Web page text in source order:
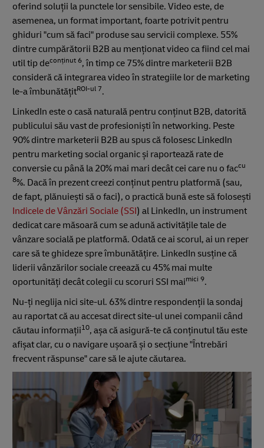
oferind soluții la punctele lor sensibile. Video este, de
asemenea, un format important, foarte potrivit pentru
ghiduri "cum să faci" produse sau servicii complexe. 55%
dintre cumpărătorii B2B au menționat video ca fiind cel mai
util tip deconținut 6, în timp ce 75% dintre marketerii B2B
consideră că integrarea video în strategiile lor de marketing
le-a îmbunătățitROI-ul 7.
LinkedIn este o casă naturală pentru conținut B2B, datorită
publicului său vast de profesioniști în networking. Peste
90% dintre marketerii B2B au spus că folosesc LinkedIn
pentru marketing social organic și raportează rate de
conversie cu până la 20% mai mari decât cei care nu o faccu
8%. Dacă în prezent creezi conținut pentru platformă (sau,
de fapt, plănuiești să o faci), o practică bună este să folosești
Indicele de Vânzări Sociale (SSI) al LinkedIn, un instrument
dedicat care măsoară cum se adună activitățile tale de
vânzare socială pe platformă. Odată ce ai scorul, ai un reper
care să te ghideze spre îmbunătățire. LinkedIn susține că
liderii vânzărilor sociale creează cu 45% mai multe
oportunități decât colegii cu scoruri SSI maimici 9.
Nu-ți neglija nici site-ul. 63% dintre respondenții la sondaj
au raportat că au accesat direct site-ul unei companii când
căutau informații10, așa că asigură-te că conținutul tău este
afișat clar, cu o navigare ușoară și o secțiune "Întrebări
frecvent răspunse" care să le ajute căutarea.